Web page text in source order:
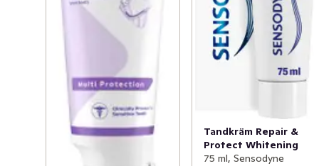
Tandkräm Repair &
Protect Whitening
75 ml, Sensodyne